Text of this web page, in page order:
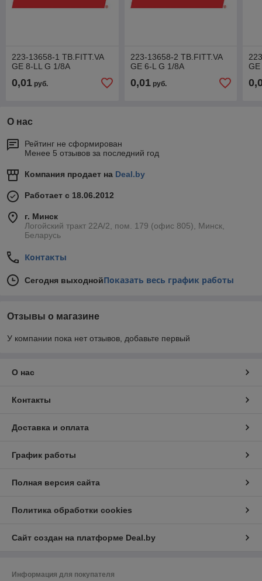
223-13658-1 TB.FITT.VA
GE 8-LL G 1/8A
0,01 руб.
223-13658-2 TB.FITT.VA
GE 6-L G 1/8A
0,01руб.
О нас
Рейтинг не сформирован
Менее 5 отзывов за последний год
Компания продает на Deal.by
Работает с 18.06.2012
г. Минск
Логойский тракт 22А/2, пом. 179 (офис 805), Минск,
Беларусь
Контакты
Сегодня выходнойПоказать весь график работы
Отзывы о магазине
У компании пока нет отзывов, добавьте первый
О нас
Контакты
Доставка и оплата
График работы
Полная версия сайта
Политика обработки cookies
Сайт создан на платформе Deal.by
Информация для покупателя